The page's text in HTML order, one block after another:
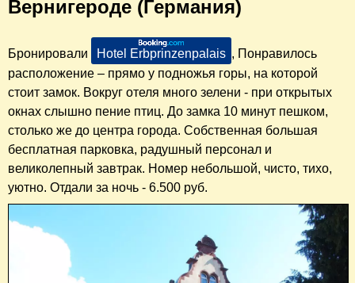
Вернигероде (Германия)
Бронировали Hotel Erbprinzenpalais , Понравилось
расположение – прямо у подножья горы, на которой
стоит замок. Вокруг отеля много зелени - при открытых
окнах слышно пение птиц. До замка 10 минут пешком,
столько же до центра города. Собственная большая
бесплатная парковка, радушный персонал и
великолепный завтрак. Номер небольшой, чисто, тихо,
уютно. Отдали за ночь - 6.500 руб.